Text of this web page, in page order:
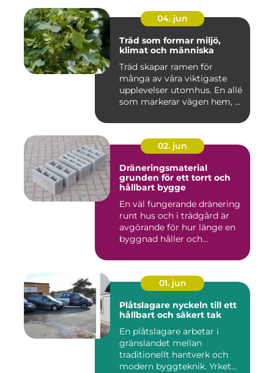
04. jun
Träd som formar miljö,
klimat och människa
Träd skapar ramen för
många av våra viktigaste
upplevelser utomhus. En allé
som markerar vägen hem, ...
02. jun
Dräneringsmaterial
grunden för ett torrt och
hållbart bygge
En väl fungerande dränering
runt hus och i trädgård är
avgörande för hur länge en
byggnad håller och...
01. jun
Plåtslagare nyckeln till ett
hållbart och säkert tak
En plåtslagare arbetar i
gränslandet mellan
traditionellt hantverk och
modern byggteknik. Yrket